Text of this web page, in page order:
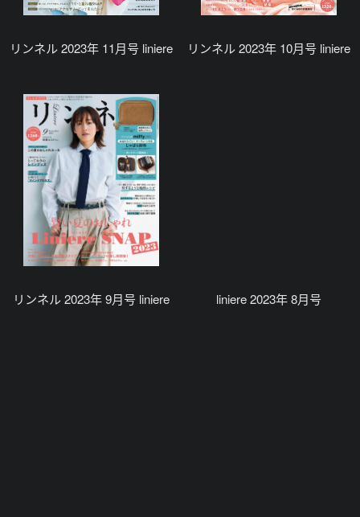
リンネル 2023年 11月号 liniere リンネル 2023年 10月号 liniere
リンネル 2023年 9月号 liniere liniere 2023年 8月号